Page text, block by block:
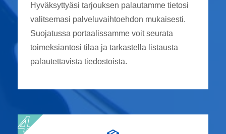
Hyväksyttyäsi tarjouksen palautamme tietosi
valitsemasi palveluvaihtoehdon mukaisesti.
Suojatussa portaalissamme voit seurata
toimeksiantosi tilaa ja tarkastella listausta
palautettavista tiedostoista.